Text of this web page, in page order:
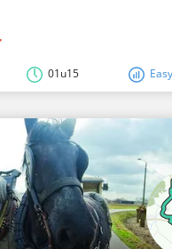
01u15 Easy